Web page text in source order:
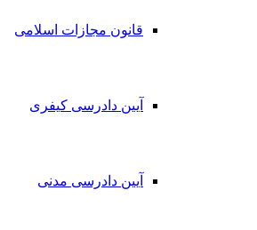
قانون مجازات اسلامی
آیین دادرسی کیفری
آیین دادرسی مدنی